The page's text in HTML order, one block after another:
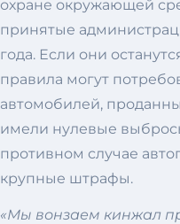
охране окружающей
принятые
года. Если они
правила могут
автомобилей,
имели нулевые
противном случае
крупные штрафы.
«Мы вонзаем кинжал